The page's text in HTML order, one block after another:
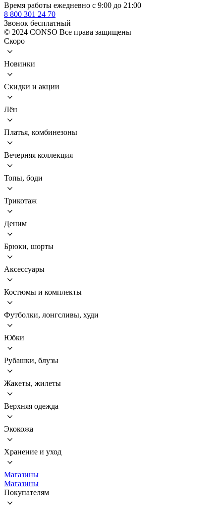
Время работы ежедневно с 9:00 до 21:00
8 800 301 24 70
Звонок бесплатный
© 2024 CONSO Все права защищены
Скоро
Новинки
Скидки и акции
Лён
Платья, комбинезоны
Вечерняя коллекция
Топы, боди
Трикотаж
Деним
Брюки, шорты
Аксессуары
Костюмы и комплекты
Футболки, лонгсливы, худи
Юбки
Рубашки, блузы
Жакеты, жилеты
Верхняя одежда
Экокожа
Хранение и уход
Магазины
Магазины
Покупателям